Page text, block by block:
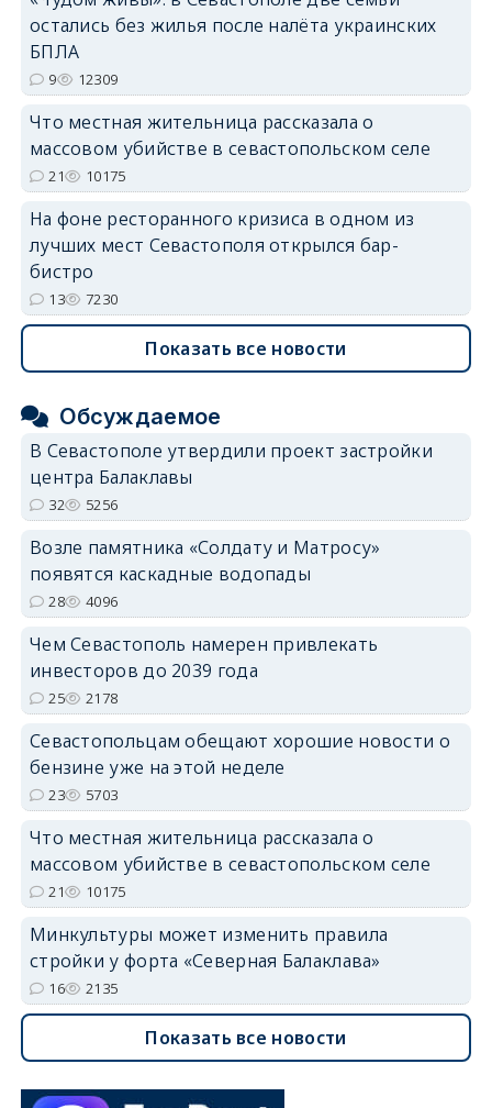
остались без жилья после налёта украинских
БПЛА
9 12309
Что местная жительница рассказала о
массовом убийстве в севастопольском селе
21 10175
На фоне ресторанного кризиса в одном из
лучших мест Севастополя открылся бар-
бистро
13 7230
Показать все новости
Обсуждаемое
В Севастополе утвердили проект застройки
центра Балаклавы
32 5256
Возле памятника «Солдату и Матросу»
появятся каскадные водопады
28 4096
Чем Севастополь намерен привлекать
инвесторов до 2039 года
25 2178
Севастопольцам обещают хорошие новости о
бензине уже на этой неделе
23 5703
Что местная жительница рассказала о
массовом убийстве в севастопольском селе
21 10175
Минкультуры может изменить правила
стройки у форта «Северная Балаклава»
16 2135
Показать все новости